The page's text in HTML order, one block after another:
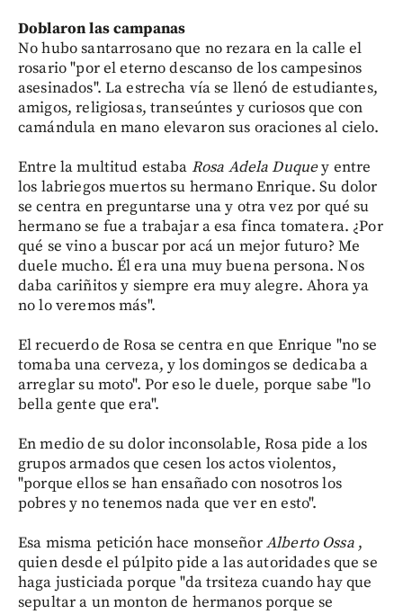
Doblaron las campanas
No hubo santarrosano que no rezara en la calle el
rosario "por el eterno descanso de los campesinos
asesinados". La estrecha vía se llenó de estudiantes,
amigos, religiosas, transeúntes y curiosos que con
camándula en mano elevaron sus oraciones al cielo.
Entre la multitud estaba Rosa Adela Duquey entre
los labriegos muertos su hermano Enrique. Su dolor
se centra en preguntarse una y otra vez por qué su
hermano se fue a trabajar a esa finca tomatera. ¿Por
qué se vino a buscar por acá un mejor futuro? Me
duele mucho. Él era una muy buena persona. Nos
daba cariñitos y siempre era muy alegre. Ahora ya
no lo veremos más".
El recuerdo de Rosa se centra en que Enrique "no se
tomaba una cerveza, y los domingos se dedicaba a
arreglar su moto". Por eso le duele, porque sabe "lo
bella gente que era".
En medio de su dolor inconsolable, Rosa pide a los
grupos armados que cesen los actos violentos,
"porque ellos se han ensañado con nosotros los
pobres y no tenemos nada que ver en esto".
Esa misma petición hace monseñorAlberto Ossa,
quien desde el púlpito pide a las autoridades que se
haga justiciada porque "da trsiteza cuando hay que
sepultar a un monton de hermanos porque se